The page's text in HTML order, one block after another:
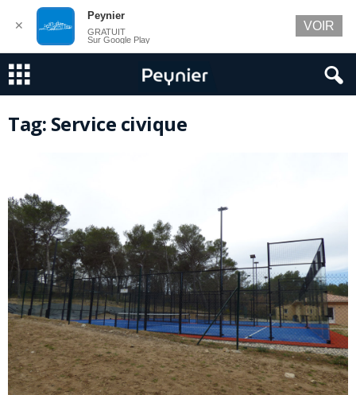
Tag: Service civique
✕
Peynier
GRATUIT
Sur Google Play
VOIR